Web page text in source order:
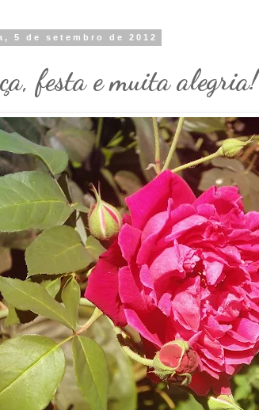
5 de setembro de 2012
festa e muita alegria!